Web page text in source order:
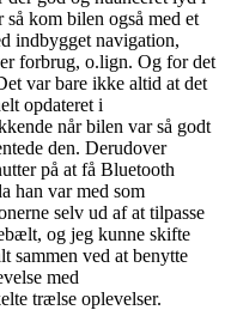
kom bilen også med et
indbygget navigation,
forbrug, o.lign. Og for det
var bare ikke altid at det
opdateret i
når bilen var så godt
den. Derudover
på at få Bluetooth
han var med som
selv ud af at tilpasse
og jeg kunne skifte
sammen ved at benytte
med
trælse oplevelser.